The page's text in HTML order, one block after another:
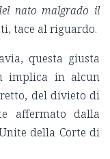
nato malgrado il
tace al riguardo.
questa giusta
implica in alcun
del divieto di
affermato dalla
della Corte di